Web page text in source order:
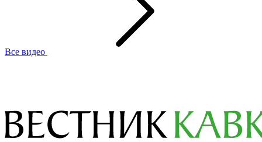
Все видео